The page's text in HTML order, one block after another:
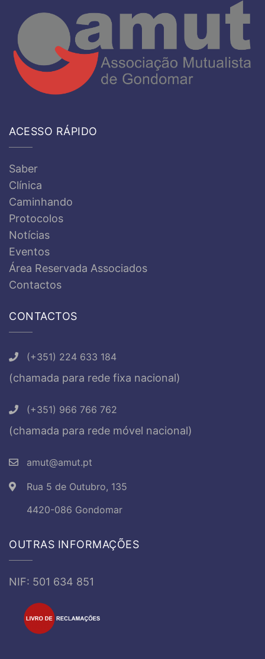
ACESSO RÁPIDO
Saber
Clínica
Caminhando
Protocolos
Notícias
Eventos
Área Reservada Associados
Contactos
CONTACTOS
(+351) 224 633 184
(chamada para rede fixa nacional)
(+351) 966 766 762
(chamada para rede móvel nacional)
amut@amut.pt
Rua 5 de Outubro, 135
4420-086 Gondomar
OUTRAS INFORMAÇÕES
NIF: 501 634 851